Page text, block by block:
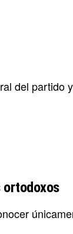
del partido
ortodoxos